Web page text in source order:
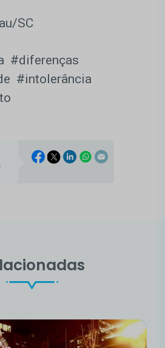
SC
#diferenças
#intolerância